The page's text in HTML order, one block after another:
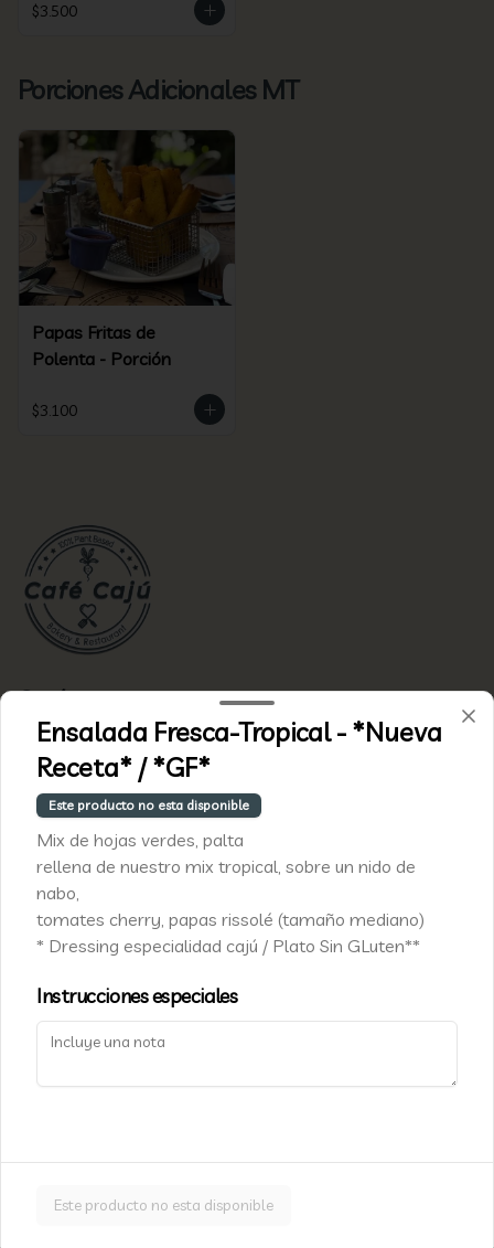
$3.500
Porciones Adicionales MT
Papas Fritas de
Polenta - Porción
$3.100
Conócenos
Zona de delivery
Luis Pasteur 5337, Vitacura
+562 2455 9010
info@cafe-caju.com
Términos y condiciones
Política de privacidad
Redes sociales
Instagram
Facebook
Mi cuenta
Cajú Fidelity
Iniciar sesión
Ensalada Fresca-Tropical - *Nueva
Receta* / *GF*
Este producto no esta disponible
Mix de hojas verdes, palta
rellena de nuestro mix tropical, sobre un nido de
nabo,
tomates cherry, papas rissolé (tamaño mediano)
* Dressing especialidad cajú / Plato Sin GLuten**
Instrucciones especiales
Este producto no esta disponible